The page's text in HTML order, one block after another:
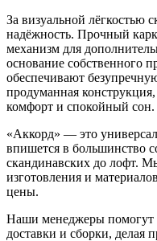
За визуальной лёгкостью
надёжность. Прочный
механизм для
основание собственного
обеспечивают
продуманная
комфорт и спокойный сон.
«Аккорд» — это
впишется в большинство
скандинавских до лофт.
изготовления и
цены.
Наши менеджеры помогут
доставки и сборки, делая